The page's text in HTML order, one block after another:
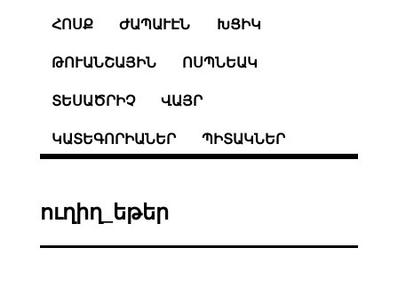
ՀՈՍՔ ԺԱՊԱՒԷՆ ԽՑԻԿ
ԹՈՒԱՆՇԱՅԻՆ ՈՍՊՆԵԱԿ
ՏԵՍԱԾՐԻՉ ՎԱՅՐ
ԿԱՏԵԳՈՐԻԱՆԵՐ ՊԻՏԱԿՆԵՐ
ուղիղ_եթեր